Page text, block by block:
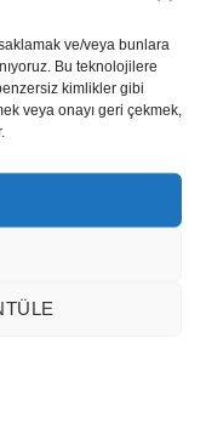
ve/veya bunlara
Bu teknolojilere
kimlikler gibi
veya onayı geri çekmek,